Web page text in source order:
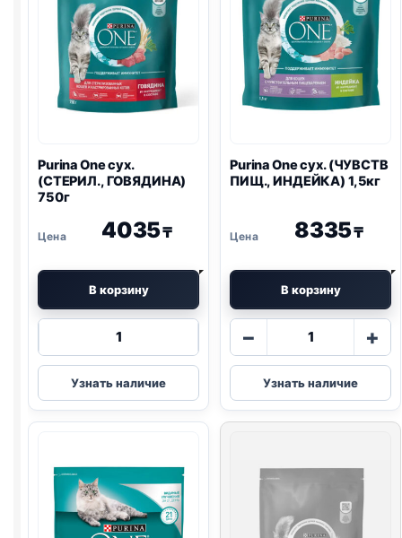
Purina Oneсух.
(СТЕРИЛ., ГОВЯДИНА)
750г
4035₸
В корзину
Количество
Purina
One
сух.
750г
Узнать наличие
Purina Oneсух. (ЧУВСТВ
ПИЩ., ИНДЕЙКА) 1,5кг
8335₸
В корзину
−
Количество
Purina
One
сух.
ИНДЕЙКА)
+
Узнать наличие